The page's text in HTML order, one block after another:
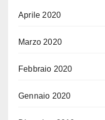
Aprile 2020
Marzo 2020
Febbraio 2020
Gennaio 2020